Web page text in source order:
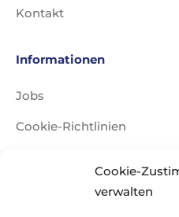
Cookie-
verwalten
Kontakt
Informationen
Jobs
Cookie-Richtlinien
Datenschutzerklärung